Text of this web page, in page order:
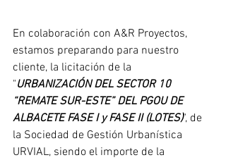
En colaboración con A&R Proyectos,
estamos preparando para nuestro
cliente, la licitación de la
"URBANIZACIÓN DEL SECTOR 10
“REMATE SUR-ESTE” DEL PGOU DE
ALBACETE FASE I y FASE II (LOTES)", de
la Sociedad de Gestión Urbanística
URVIAL, siendo el importe de la